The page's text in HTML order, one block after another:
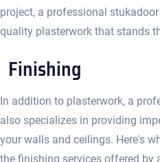
project, a professional
quality plasterwork that stands
Finishing
In addition to plasterwork, a
also specializes in providing
your walls and ceilings.​ Here's
the finishing services offered by